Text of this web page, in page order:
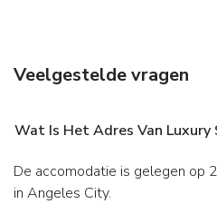
Veelgestelde vragen
Wat Is Het Adres Van Luxury
De accomodatie is gelegen op 2537 A Santos Rd. Balibago
in Angeles City.